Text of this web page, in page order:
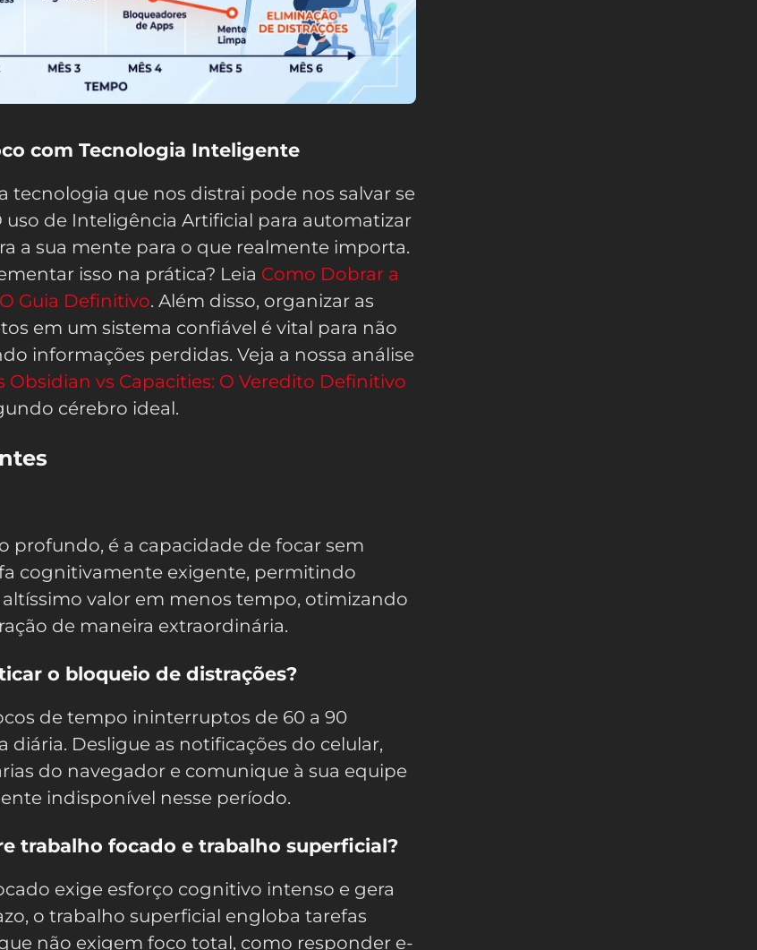
com Tecnologia Inteligente
tecnologia que nos distrai pode nos salvar se
uso de Inteligência Artificial para automatizar
a sua mente para o que realmente importa.
isso na prática? Leia Como Dobrar a
Guia Definitivo. Além disso, organizar as
em um sistema confiável é vital para não
informações perdidas. Veja a nossa análise
Obsidian vs Capacities: O Veredito Definitivo
cérebro ideal.
profundo, é a capacidade de focar sem
cognitivamente exigente, permitindo
valor em menos tempo, otimizando
de maneira extraordinária.
o bloqueio de distrações?
de tempo ininterruptos de 60 a 90
diária. Desligue as notificações do celular,
do navegador e comunique à sua equipe
indisponível nesse período.
trabalho focado e trabalho superficial?
exige esforço cognitivo intenso e gera
o trabalho superficial engloba tarefas
não exigem foco total, como responder e-